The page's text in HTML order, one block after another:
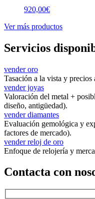
920,00€
Ver más productos
Servicios
vender oro
Tasación a la vista y
vender joyas
Valoración del metal +
diseño, antigüedad).
vender diamantes
Evaluación gemológica y
factores de mercado).
vender reloj de oro
Enfoque de relojería y
Contacta con